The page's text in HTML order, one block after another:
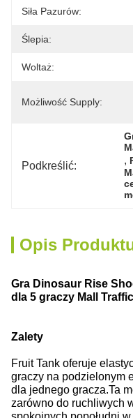
Siła Pazurów:
Ślepia:
Woltaż:
Możliwość Supply:
Podkreślić: ,
Opis
Gra Dinosaur Rise
dla 5 graczy Mall Traffic
Zalety
Fruit Tank oferuje
graczy na podzielonym
dla jednego gracza.Ta
zarówno do ruchliwych